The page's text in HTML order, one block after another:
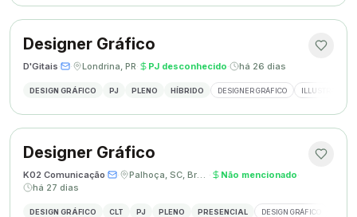
Designer Gráfico
D'Gitais· · Londrina, PR· PJ desconhecido· há 26 dias
DESIGN GRÁFICO PJ PLENO HÍBRIDO DESIGNER GRÁFICO ILLUSTRATOR
Designer Gráfico
K02 Comunicação· · Palhoça, SC, Brasil · Não mencionado·
há 27 dias
DESIGN GRÁFICO CLT PJ PLENO PRESENCIAL DESIGN GRÁFICO